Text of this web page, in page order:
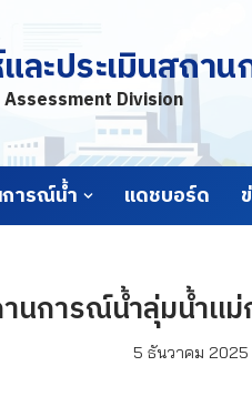
ละประเมินสถา
Division
ารณ์น้ำ แดชบอร์ด
นการณ์น้ำลุ่มน้ำแม่
5 ธันวาคม 2025